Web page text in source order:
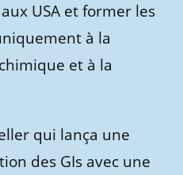
USA et former les
à la
et à la
qui lança une
des GIs avec une